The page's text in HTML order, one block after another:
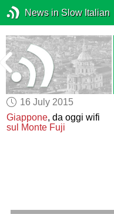
News in Slow Italian
16 July 2015
Giappone, da oggi wifi
sul Monte Fuji